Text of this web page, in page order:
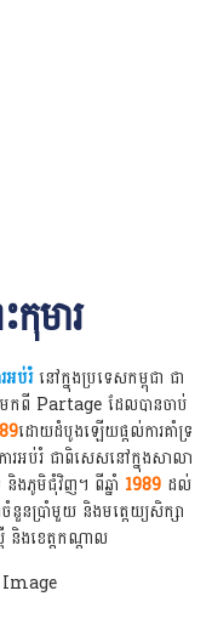
មារ
អប់រំនៅក្នុងប្រទេសកម្ពុជា ជា
កពី Partage ដែលបានចាប់
ដោយដំបូងឡើយផ្តល់ការគាំទ្រ
ារអប់រំ ជាពិសេសនៅក្នុងសាលា
ងភូមិជុំវិញ។ ពីឆ្នាំ 1989 ដល់
នួនប្រាំមួយ និងមត្តេយ្យសិក្សា
និងខេត្តកណ្តាល